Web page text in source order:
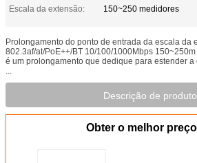
Escala da extensão:
150~250 medidores
Prolongamento do ponto de entrada da escala da
802.3af/at/PoE++/BT 10/100/1000Mbps
é um prolongamento que dedique para estender
...
Descrição de
Obter o melhor